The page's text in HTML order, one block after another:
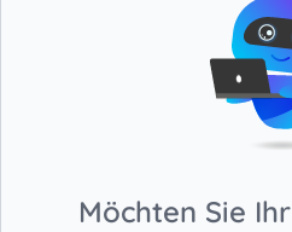
Möchten Sie Ihr